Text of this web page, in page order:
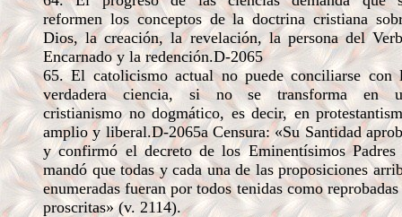
reformen los conceptos de la doctrina cristiana
Dios, la creación, la revelación, la persona del
Encarnado y la redención.D-2065
65. El catolicismo actual no puede conciliarse con
verdadera ciencia, si no se transforma en
cristianismo no dogmático, es decir, en
amplio y liberal.D-2065a Censura: «Su Santidad
y confirmó el decreto de los Eminentísimos Padres
mandó que todas y cada una de las proposiciones
enumeradas fueran por todos tenidas como
proscritas» (v. 2114).